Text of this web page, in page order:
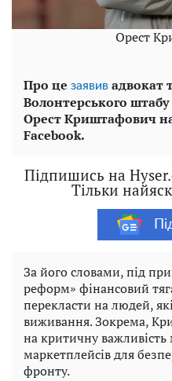
Орест
Про це заявив адвокат
Волонтерського
Орест Криштафович на
Facebook.
Підпишись на
Тільки
За його словами, під
реформ» фінансовий
перекласти на людей,
виживання. Зокрема,
на критичну
маркетплейсів для
фронту.